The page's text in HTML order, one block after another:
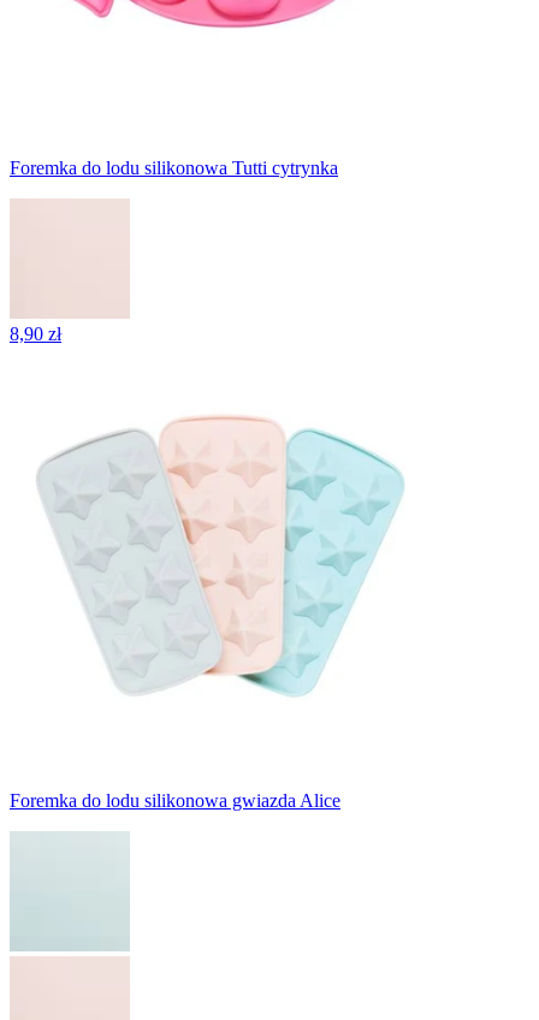
Foremka do lodu silikonowa Tutti cytrynka
8,90 zł
Foremka do lodu silikonowa gwiazda Alice